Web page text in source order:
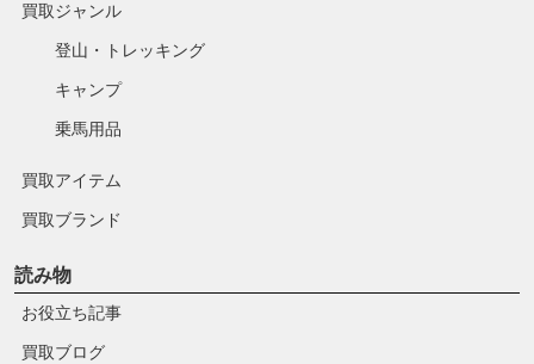
買取ジャンル
登山・トレッキング
キャンプ
乗馬用品
買取アイテム
買取ブランド
読み物
お役立ち記事
買取ブログ